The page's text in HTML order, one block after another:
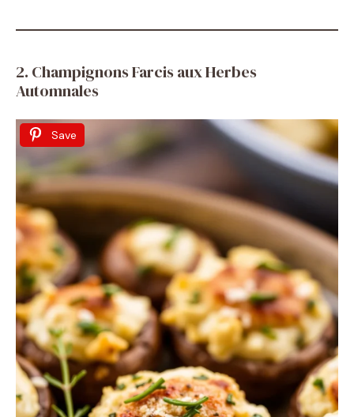
2. Champignons Farcis aux Herbes
Automnales
Save